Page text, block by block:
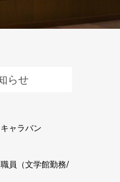
らせ
ャラバン
員（文学館勤務/